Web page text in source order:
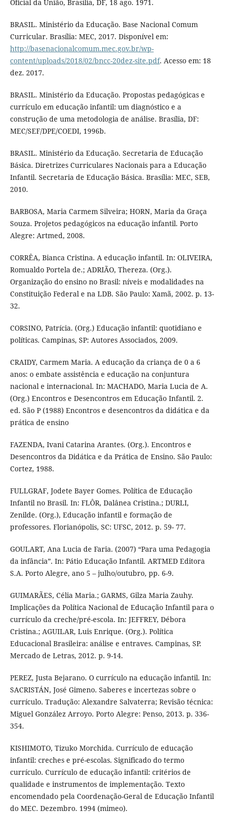
Oficial da União, Brasília, DF, 18 ago. 1971.
BRASIL. Ministério da Educação. Base Nacional Comum
Curricular. Brasília: MEC, 2017. Disponível em:
http://basenacionalcomum.mec.gov.br/wp-
content/uploads/2018/02/bncc-20dez-site.pdf. Acesso em: 18
dez. 2017.
BRASIL. Ministério da Educação. Propostas pedagógicas e
currículo em educação infantil: um diagnóstico e a
construção de uma metodologia de análise. Brasília, DF:
MEC/SEF/DPE/COEDI, 1996b.
BRASIL. Ministério da Educação. Secretaria de Educação
Básica. Diretrizes Curriculares Nacionais para a Educação
Infantil. Secretaria de Educação Básica. Brasília: MEC, SEB,
2010.
BARBOSA, Maria Carmem Silveira; HORN, Maria da Graça
Souza. Projetos pedagógicos na educação infantil. Porto
Alegre: Artmed, 2008.
CORRÊA, Bianca Cristina. A educação infantil. In: OLIVEIRA,
Romualdo Portela de.; ADRIÃO, Thereza. (Org.).
Organização do ensino no Brasil: níveis e modalidades na
Constituição Federal e na LDB. São Paulo: Xamã, 2002. p. 13-
32.
CORSINO, Patrícia. (Org.) Educação infantil: quotidiano e
políticas. Campinas, SP: Autores Associados, 2009.
CRAIDY, Carmem Maria. A educação da criança de 0 a 6
anos: o embate assistência e educação na conjuntura
nacional e internacional. In: MACHADO, Maria Lucia de A.
(Org.) Encontros e Desencontros em Educação Infantil. 2.
ed. São P (1988) Encontros e desencontros da didática e da
prática de ensino
FAZENDA, Ivani Catarina Arantes. (Org.). Encontros e
Desencontros da Didática e da Prática de Ensino. São Paulo:
Cortez, 1988.
FULLGRAF, Jodete Bayer Gomes. Política de Educação
Infantil no Brasil. In: FLÔR, Dalânea Cristina.; DURLI,
Zenilde. (Org.), Educação infantil e formação de
professores. Florianópolis, SC: UFSC, 2012. p. 59- 77.
GOULART, Ana Lucia de Faria. (2007) “Para uma Pedagogia
da infância”. In: Pátio Educação Infantil. ARTMED Editora
S.A. Porto Alegre, ano 5 – julho/outubro, pp. 6-9.
GUIMARÃES, Célia Maria.; GARMS, Gilza Maria Zauhy.
Implicações da Política Nacional de Educação Infantil para o
currículo da creche/pré-escola. In: JEFFREY, Débora
Cristina.; AGUILAR, Luis Enrique. (Org.). Política
Educacional Brasileira: análise e entraves. Campinas, SP.
Mercado de Letras, 2012. p. 9-14.
PEREZ, Justa Bejarano. O currículo na educação infantil. In:
SACRISTÁN, José Gimeno. Saberes e incertezas sobre o
currículo. Tradução: Alexandre Salvaterra; Revisão técnica:
Miguel González Arroyo. Porto Alegre: Penso, 2013. p. 336-
354.
KISHIMOTO, Tizuko Morchida. Currículo de educação
infantil: creches e pré-escolas. Significado do termo
currículo. Currículo de educação infantil: critérios de
qualidade e instrumentos de implementação. Texto
encomendado pela Coordenação-Geral de Educação Infantil
do MEC. Dezembro. 1994 (mimeo).